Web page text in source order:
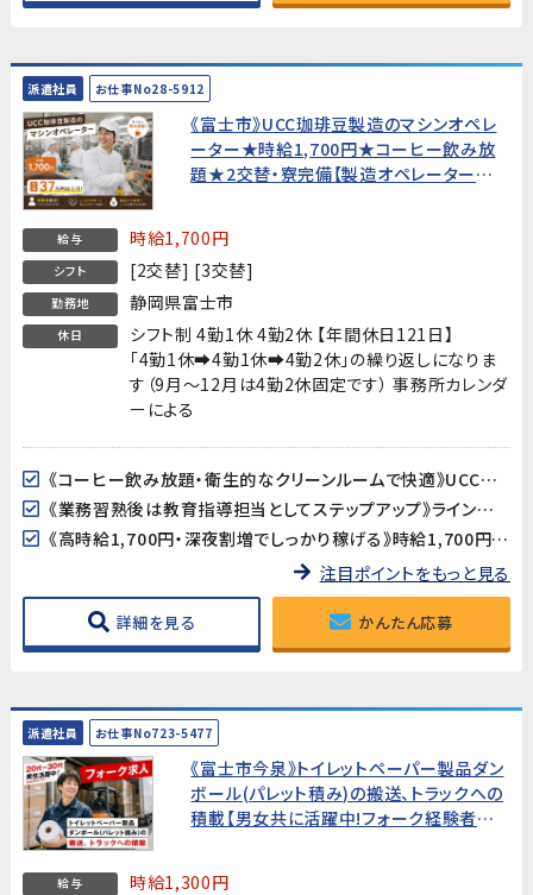
派遣社員 お仕事No28-5912
《富士市》UCC珈琲豆製造のマシンオペレ
ーター★時給1,700円★コーヒー飲み放
題★2交替・寮完備【製造オペレーター経
給与 時給1,700円
シフト [2交替] [3交替]
勤務地 静岡県富士市
休日
シフト制 4勤1休 4勤2休 【年間休日121日】
「4勤1休➡4勤1休➡4勤2休」の繰り返しになりま
す（9月～12月は4勤2休固定です） 事務所カレンダ
ーによる
《コーヒー飲み放題・衛生的なクリーンルームで快適》UCCの食品工場で、休憩時間にコーヒーが飲み放題！クリーンルーム（フル装備）・全体空調完備の清潔で快適な環境で働けます。
《業務習熟後は教育指導担当としてステップアップ》ライン作業を覚えた後は、当社スタッフや協力会社の作業者への教育・指導もお任せします。リーダー・指導者としてのキャリアを積みたい方に最適なポジションです。
《高時給1,700円・深夜割増でしっかり稼げる》時給1,700円に残業・深夜手当加算➡月収37万円以上可能!
注目ポイントをもっと見る
詳細を見る かんたん応募
派遣社員 お仕事No723-5477
《富士市今泉》トイレットペーパー製品ダン
ボール(パレット積み)の搬送、トラックへの
積載【男女共に活躍中!フォーク経験者お
給与 時給1,300円